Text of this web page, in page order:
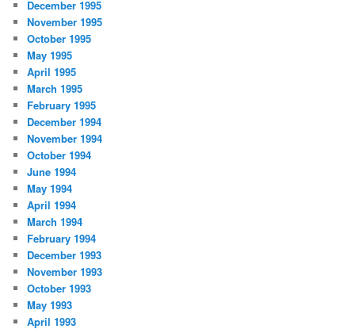
December 1995
November 1995
October 1995
May 1995
April 1995
March 1995
February 1995
December 1994
November 1994
October 1994
June 1994
May 1994
April 1994
March 1994
February 1994
December 1993
November 1993
October 1993
May 1993
April 1993